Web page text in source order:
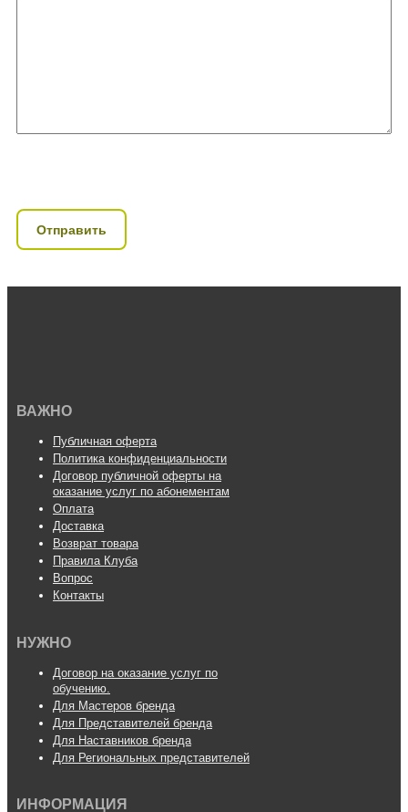
Отправить
ВАЖНО
Публичная оферта
Политика конфиденциальности
Договор публичной оферты на
оказание услуг по абонементам
Оплата
Доставка
Возврат товара
Правила Клуба
Вопрос
Контакты
НУЖНО
Договор на оказание услуг по
обучению.
Для Мастеров бренда
Для Представителей бренда
Для Наставников бренда
Для Региональных представителей
ИНФОРМАЦИЯ